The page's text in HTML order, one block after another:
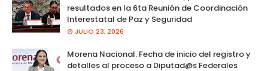
resultados en la 6ta Reunión de Coordinación
Interestatal de Paz y Seguridad
JULIO 23, 2026
Morena Nacional. Fecha de inicio del registro y
detalles al proceso a Diputad@s Federales